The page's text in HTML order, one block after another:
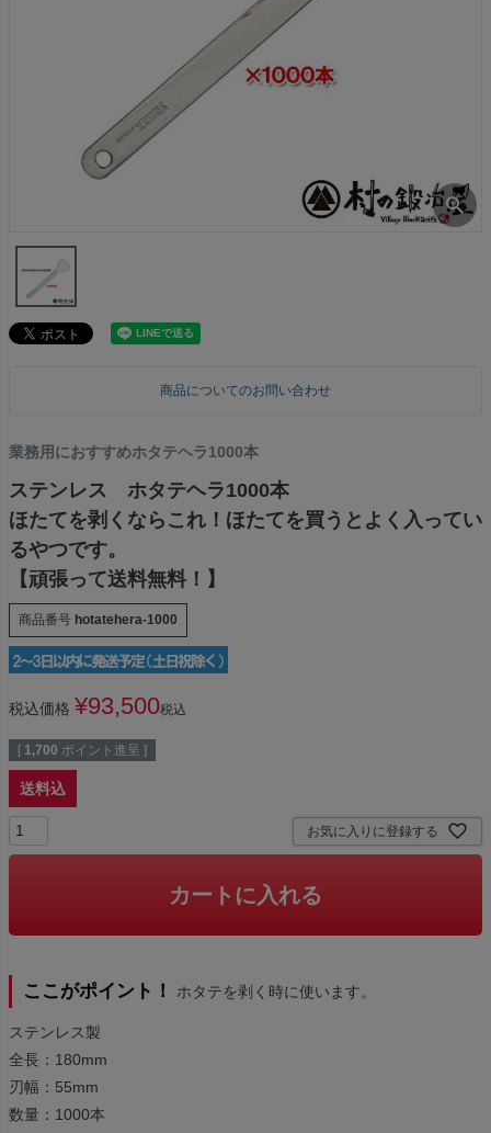
商品についてのお問い合わせ
業務用におすすめホタテヘラ1000本
ステンレス ホタテヘラ1000本
ほたてを剥くならこれ！ほたてを買うとよく入ってい
るやつです。
【頑張って送料無料！】
商品番号 hotatehera-1000
税込価格 ¥93,500税込
[ 1,700 ポイント進呈 ]
送料込
お気に入りに登録する
カートに入れる
ここがポイント！ ホタテを剥く時に使います。
ステンレス製
全長：180mm
刃幅：55mm
数量：1000本